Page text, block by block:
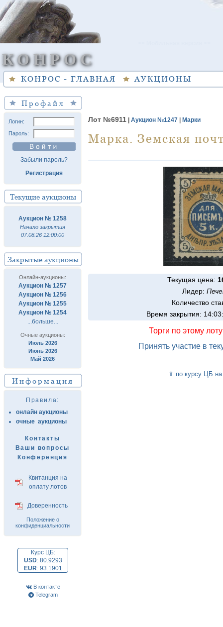
КОНРОС
КОНРОС - ГЛАВНАЯ АУКЦИОНЫ
Профайл
Логин:
Пароль:
Забыли пароль?
Регистрация
Текущие аукционы
Аукцион № 1258
Начало закрытия
07.08.26 12:00:00
Закрытые аукционы
Онлайн-аукционы:
Аукцион № 1257
Аукцион № 1256
Аукцион № 1255
Аукцион № 1254
...больше...
Очные аукционы:
Июль 2026
Июнь 2026
Май 2026
Информация
Правила:
онлайн аукционы
очные аукционы
Контакты
Ваши вопросы
Конференция
Квитанция на
оплату лотов
Доверенность
Положение о
конфиденциальности
Курс ЦБ:
USD: 80.9293
EUR: 93.1901
В контакте
Telegram
Лот №6911 Аукцион №1247 Марки
Марка. Земская
Текущая цена:
Лидер:
Количество
Время закрытия:
Торги по этому
Принять участие в
⇧ по курсу ЦБ на